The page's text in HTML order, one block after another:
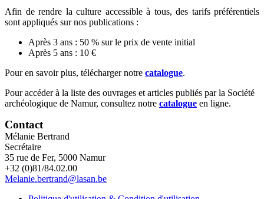
Afin de rendre la culture accessible à tous, des tarifs préférentiels
sont appliqués sur nos publications :
Après 3 ans : 50 % sur le prix de vente initial
Après 5 ans : 10 €
Pour en savoir plus, télécharger notre catalogue.
Pour accéder à la liste des ouvrages et articles publiés par la Société
archéologique de Namur, consultez notre catalogue en ligne.
Contact
Mélanie Bertrand
Secrétaire
35 rue de Fer, 5000 Namur
+32 (0)81/84.02.00
Melanie.bertrand@lasan.be